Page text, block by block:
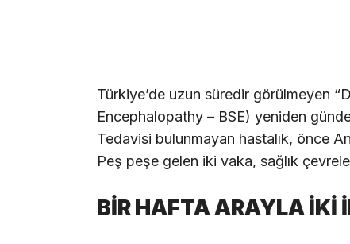
Türkiye’de uzun süredir görülmeyen
Encephalopathy – BSE) yeniden
Tedavisi bulunmayan hastalık, önce
Peş peşe gelen iki vaka, sağlık
BİR HAFTA ARAYLA İKİ